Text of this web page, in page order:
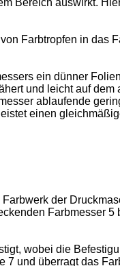
Bereich auswirkt.
Farbtropfen in das
ein dünner
und leicht auf
ablaufende
einen
der
Farbmesser 5
wobei die
und überragt das